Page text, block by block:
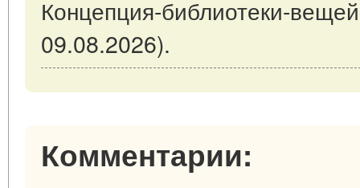
Концепция-библиотеки-
09.08.2026).
Комментарии: